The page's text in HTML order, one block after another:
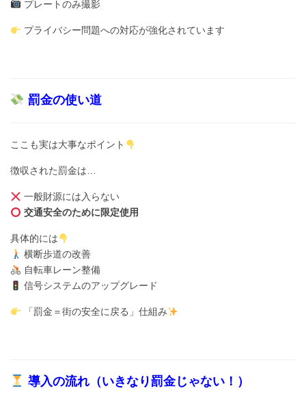
プレートのみ撮影
プライバシー問題への対応が強化されています
罰金の使い道
ここも実は大事なポイント
徴収された罰金は…
一般財源には入らない
交通安全のために限定使用
具体的には
横断歩道の改善
自転車レーン整備
信号システムのアップグレード
「罰金＝街の安全に戻る」仕組み
導入の流れ（いきなり罰金じゃない！）